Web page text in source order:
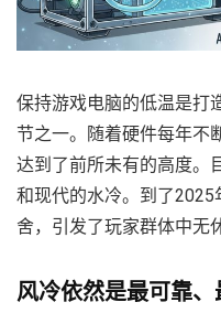
保持游戏电脑的低温是打
节之一。随着硬件每年不
达到了前所未有的高度。
和现代的水冷。到了
舍，引发了玩家群体中无
风冷依然是最可靠、